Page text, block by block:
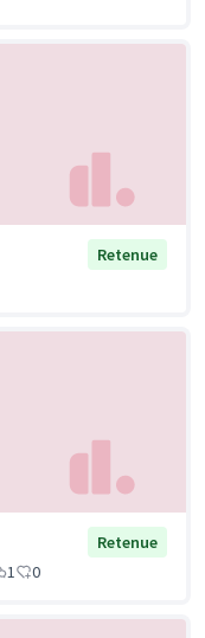
Retenue
Retenue
1 0